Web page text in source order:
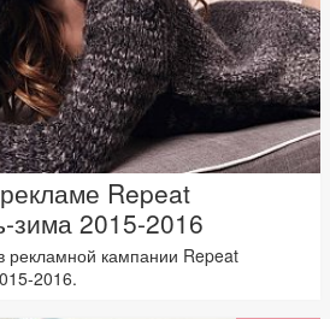
Repeat
зима 2015-2016
рекламной кампании Repeat
2016.